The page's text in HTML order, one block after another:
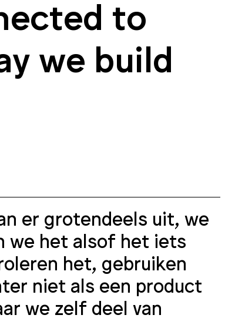
to
we build
er grotendeels uit, we
we het alsof het iets
het, gebruiken
niet als een product
we zelf deel van